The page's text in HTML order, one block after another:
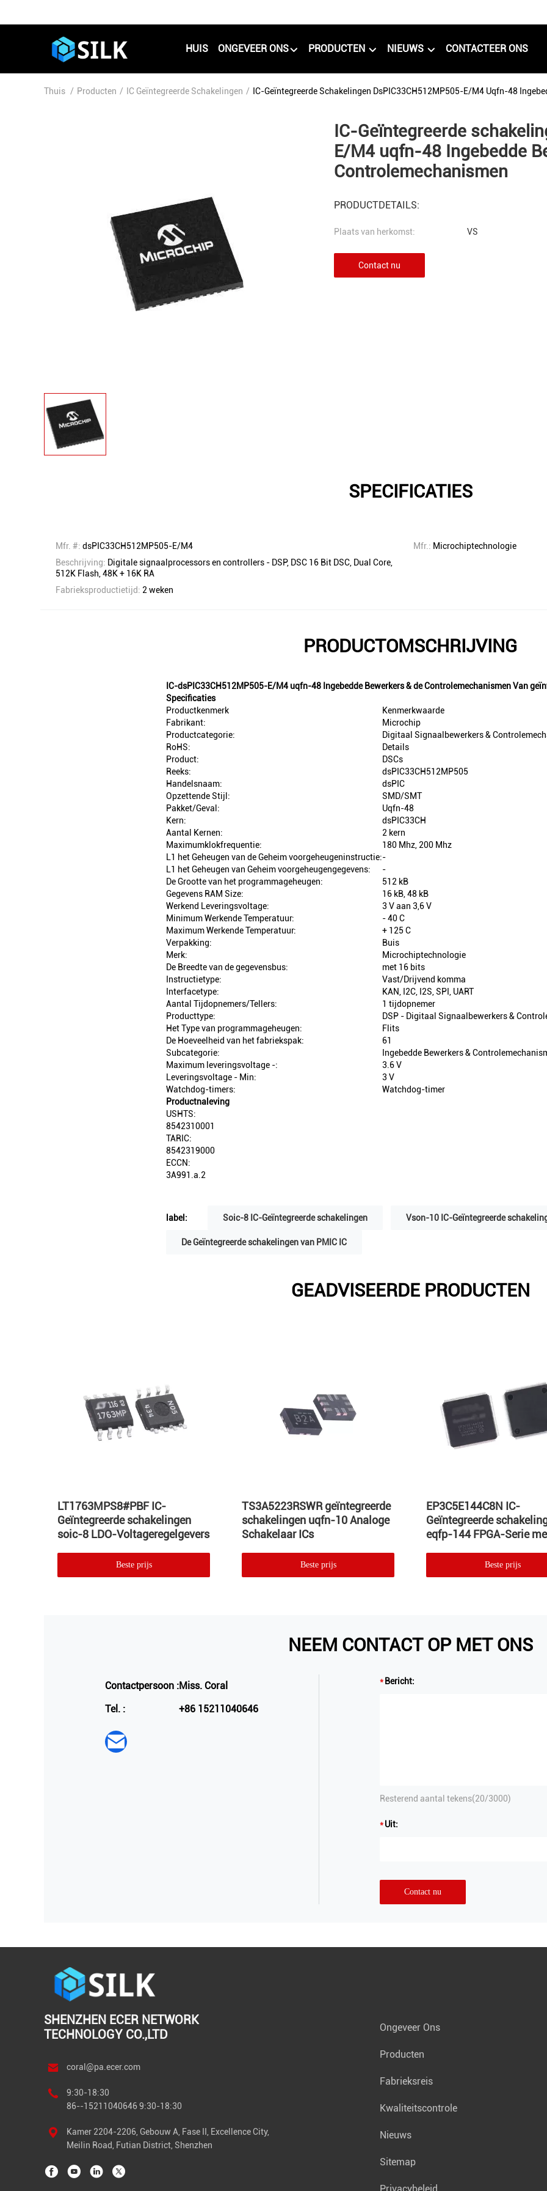
HUIS ONGEVEER ONS PRODUCTEN NIEUWS CONTACTEER ONS
Thuis / Producten / IC Geïntegreerde Schakelingen / IC-Geïntegreerde Schakelingen DsPIC33CH512MP505-E/M4 Uqfn-48
IC-Geïntegreerde
E/M4 uqfn-48 Ingebedde
Controlemechanismen
PRODUCTDETAILS:
Plaats van herkomst: VS
Contact nu
SPECIFICATIES
Mfr. #: dsPIC33CH512MP505-E/M4 Mfr.: Microchiptechnologie
Beschrijving: Digitale signaalprocessors en controllers - DSP, DSC 16 Bit DSC, Dual Core,
512K Flash, 48K + 16K RA
Fabrieksproductietijd: 2 weken
PRODUCTOMSCHRIJVING
IC-dsPIC33CH512MP505-E/M4 uqfn-48 Ingebedde Bewerkers & de Controlemechanismen Van
Specificaties
Productkenmerk
Kenmerkwaarde
Fabrikant:
Microchip
Productcategorie:
Digitaal Signaalbewerkers &
RoHS:
Details
Product:
DSCs
Reeks:
dsPIC33CH512MP505
Handelsnaam:
dsPIC
Opzettende Stijl:
SMD/SMT
Pakket/Geval:
Uqfn-48
Kern:
dsPIC33CH
Aantal Kernen:
2 kern
Maximumklokfrequentie:
180 Mhz, 200 Mhz
L1 het Geheugen van de Geheim voorgeheugeninstructie:-
L1 het Geheugen van Geheim voorgeheugengegevens:
-
De Grootte van het programmageheugen:
512 kB
Gegevens RAM Size:
16 kB, 48 kB
Werkend Leveringsvoltage:
3 V aan 3,6 V
Minimum Werkende Temperatuur:
- 40 C
Maximum Werkende Temperatuur:
+ 125 C
Verpakking:
Buis
Merk:
Microchiptechnologie
De Breedte van de gegevensbus:
met 16 bits
Instructietype:
Vast/Drijvend komma
Interfacetype:
KAN, I2C, I2S, SPI, UART
Aantal Tijdopnemers/Tellers:
1 tijdopnemer
Producttype:
DSP - Digitaal Signaalbewerkers &
Het Type van programmageheugen:
Flits
De Hoeveelheid van het fabriekspak:
61
Subcategorie:
Ingebedde Bewerkers &
Maximum leveringsvoltage -:
3.6 V
Leveringsvoltage - Min:
3 V
Watchdog-timers:
Watchdog-timer
Productnaleving
USHTS:
8542310001
TARIC:
8542319000
ECCN:
3A991.a.2
label: Soic-8 IC-Geïntegreerde schakelingen Vson-10 IC-Geïntegreerde
De Geïntegreerde schakelingen van PMIC IC
GEADVISEERDE PRODUCTEN
LT1763MPS8#PBF IC-
Geïntegreerde schakelingen
soic-8 LDO-Voltageregelgevers
Beste prijs
TS3A5223RSWR geïntegreerde
schakelingen uqfn-10 Analoge
Schakelaar ICs
Beste prijs
EP3C5E144C8N IC-
Geïntegreerde
eqfp-144 FPGA-Serie
Programmeerbare Poort
Beste prijs
NEEM CONTACT OP MET ONS
Contactpersoon :Miss. Coral
Tel. :
+86 15211040646
Bericht:
Resterend aantal tekens(20/3000)
Uit:
Contact nu
SHENZHEN ECER NETWORK
TECHNOLOGY CO.,LTD
coral@pa.ecer.com
9:30-18:30
86--15211040646 9:30-18:30
Kamer 2204-2206, Gebouw A, Fase II, Excellence City,
Meilin Road, Futian District, Shenzhen
Ongeveer Ons
Producten
Fabrieksreis
Kwaliteitscontrole
Nieuws
Sitemap